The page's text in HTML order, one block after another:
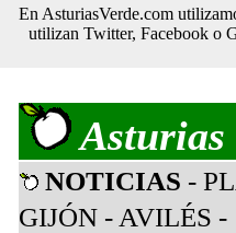
Asturias
NOTICIAS -
GIJÓN - AVILÉS -
En AsturiasVerde.com
utilizan Twitter, Facebook o